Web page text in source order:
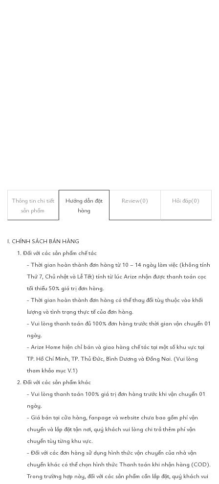
Thông tin chi tiết
sản phẩm
Hướng dẫn đặt
hàng
Review(0) Hỏi đáp(0)
I. CHÍNH SÁCH BÁN HÀNG
1. Đối với các sản phẩm chế tác
- Thời gian hoàn thành đơn hàng từ 10 – 14 ngày làm việc (không tính
Thứ 7, Chủ nhật và Lễ Tết) tính từ lúc Arize nhận được thanh toán cọc
tối thiểu 50% giá trị đơn hàng.
- Thời gian hoàn thành đơn hàng có thể thay đổi tùy thuộc vào khối
lượng và tình trạng thực tế của đơn hàng.
- Vui lòng thanh toán đủ 100% đơn hàng trước thời gian vận chuyển 01
ngày.
- Arize Home hiện chỉ bán và giao hàng chế tác tại một số khu vực tại
TP. Hồ Chí Minh, TP. Thủ Đức, Bình Dương và Đồng Nai. (Vui lòng
tham khảo mục V.1)
2. Đối với các sản phẩm khác
- Vui lòng thanh toán 100% giá trị đơn hàng trước khi vận chuyển 01
ngày.
- Giá bán tại cửa hàng, fanpage và website chưa bao gồm phí vận
chuyển và lắp đặt tận nơi, quý khách vui lòng chi trả thêm phí vận
chuyển tùy từng khu vực.
- Đối với các đơn hàng sử dụng hình thức vận chuyển của nhà vận
chuyển khác có thể chọn hình thức Thanh toán khi nhận hàng (COD).
Trong trường hợp này, đối với các sản phẩm cần lắp đặt, quý khách vui